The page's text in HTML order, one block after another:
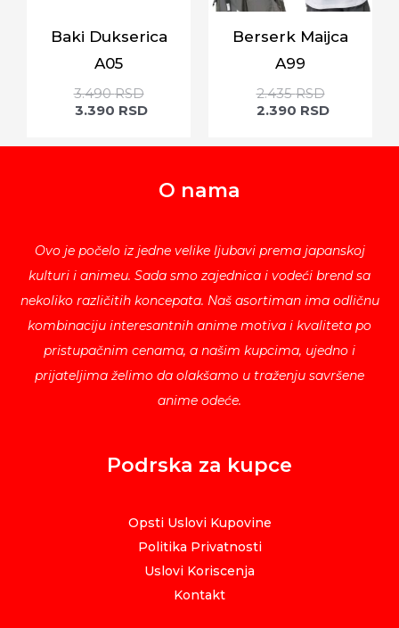
Baki Dukserica
A05
3.490RSD
3.390 RSD
Berserk Maijca
A99
2.435RSD
2.390 RSD
O nama
Ovo je počelo iz jedne velike ljubavi prema japanskoj
kulturi i animeu. Sada smo zajednica i vodeći brend sa
nekoliko različitih koncepata. Naš asortiman ima odličnu
kombinaciju interesantnih anime motiva i kvaliteta po
pristupačnim cenama, a našim kupcima, ujedno i
prijateljima želimo da olakšamo u traženju savršene
anime odeće.
Podrska za kupce
Opsti Uslovi Kupovine
Politika Privatnosti
Uslovi Koriscenja
Kontakt